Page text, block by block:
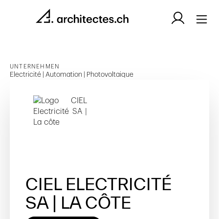
UNTERNEHMEN
Electricité | Automation | Photovoltaique
CIEL ELECTRICITÉ
SA | LA CÔTE